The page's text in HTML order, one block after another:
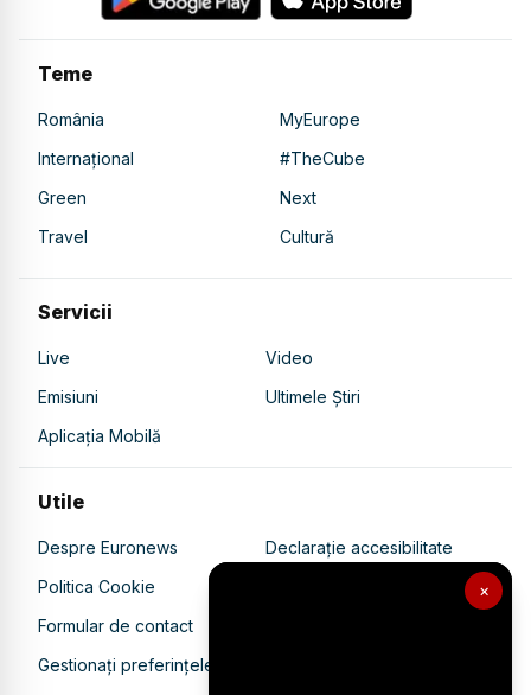
×
Teme
România
MyEurope
Internațional
#TheCube
Green
Next
Travel
Cultură
Servicii
Live
Video
Emisiuni
Ultimele Știri
Aplicația Mobilă
Utile
Despre Euronews
Declarație accesibilitate
Politica Cookie
Politica de confidențialitate
Formular de contact
Gestionați preferințele